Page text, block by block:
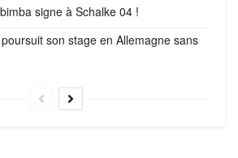
signe à Schalke 04 !
son stage en Allemagne sans